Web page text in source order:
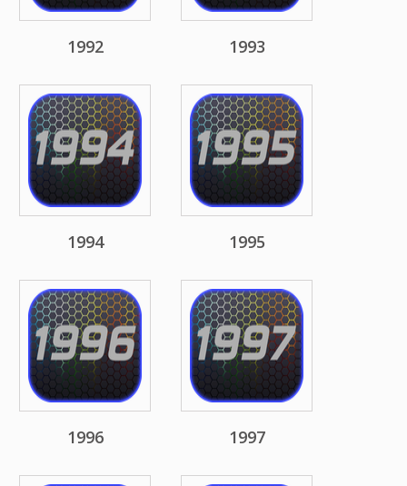
1992 1993
1994 1995
1996 1997